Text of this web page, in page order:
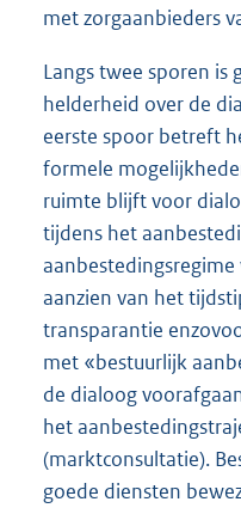
met zorgaanbieders
Langs twee sporen is
helderheid over de
eerste spoor betreft
formele
ruimte blijft voor
tijdens het
aanzien van het
transparantie
met «bestuurlijk
de dialoog
het
(marktconsultatie).
goede diensten